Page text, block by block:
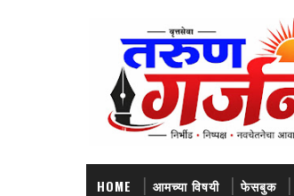
HOME आमच्या विषयी फेसबुक